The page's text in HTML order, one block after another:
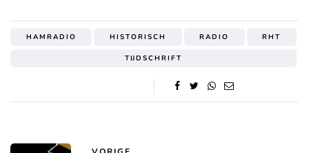
HAMRADIO HISTORISCH RADIO RHT
TIJDSCHRIFT